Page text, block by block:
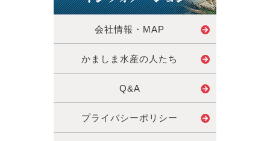
会社情報・MAP
かましま水産の人たち
Q&A
プライバシーポリシー